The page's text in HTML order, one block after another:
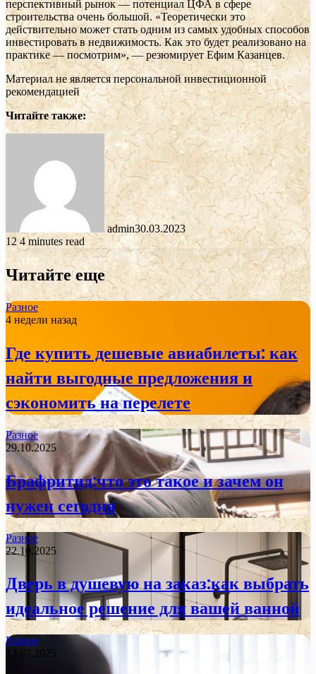
перспективный рынок — потенциал ЦФА в сфере
строительства очень большой. «Теоретически это
действительно может стать одним из самых удобных способов
инвестировать в недвижимость. Как это будет реализовано на
практике — посмотрим», — резюмирует Ефим Казанцев.
Материал не является персональной инвестиционной
рекомендацией
Читайте также:
admin30.03.2023
124 minutes read
Читайте еще
Разное
4 недели назад
Где купить дешевые авиабилеты: как
найти выгодные предложения и
сэкономить на перелете
Разное
29.10.2025
Брафритид:что это такое и зачем он
нужен сегодня
Разное
22.10.2025
Дверь в душевую на заказ:как выбрать
идеальное решение для вашей ванной
Разное
13.07.2025